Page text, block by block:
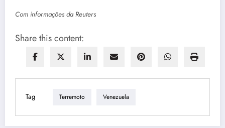
Com informações da Reuters
Share this content:
Tag Terremoto Venezuela